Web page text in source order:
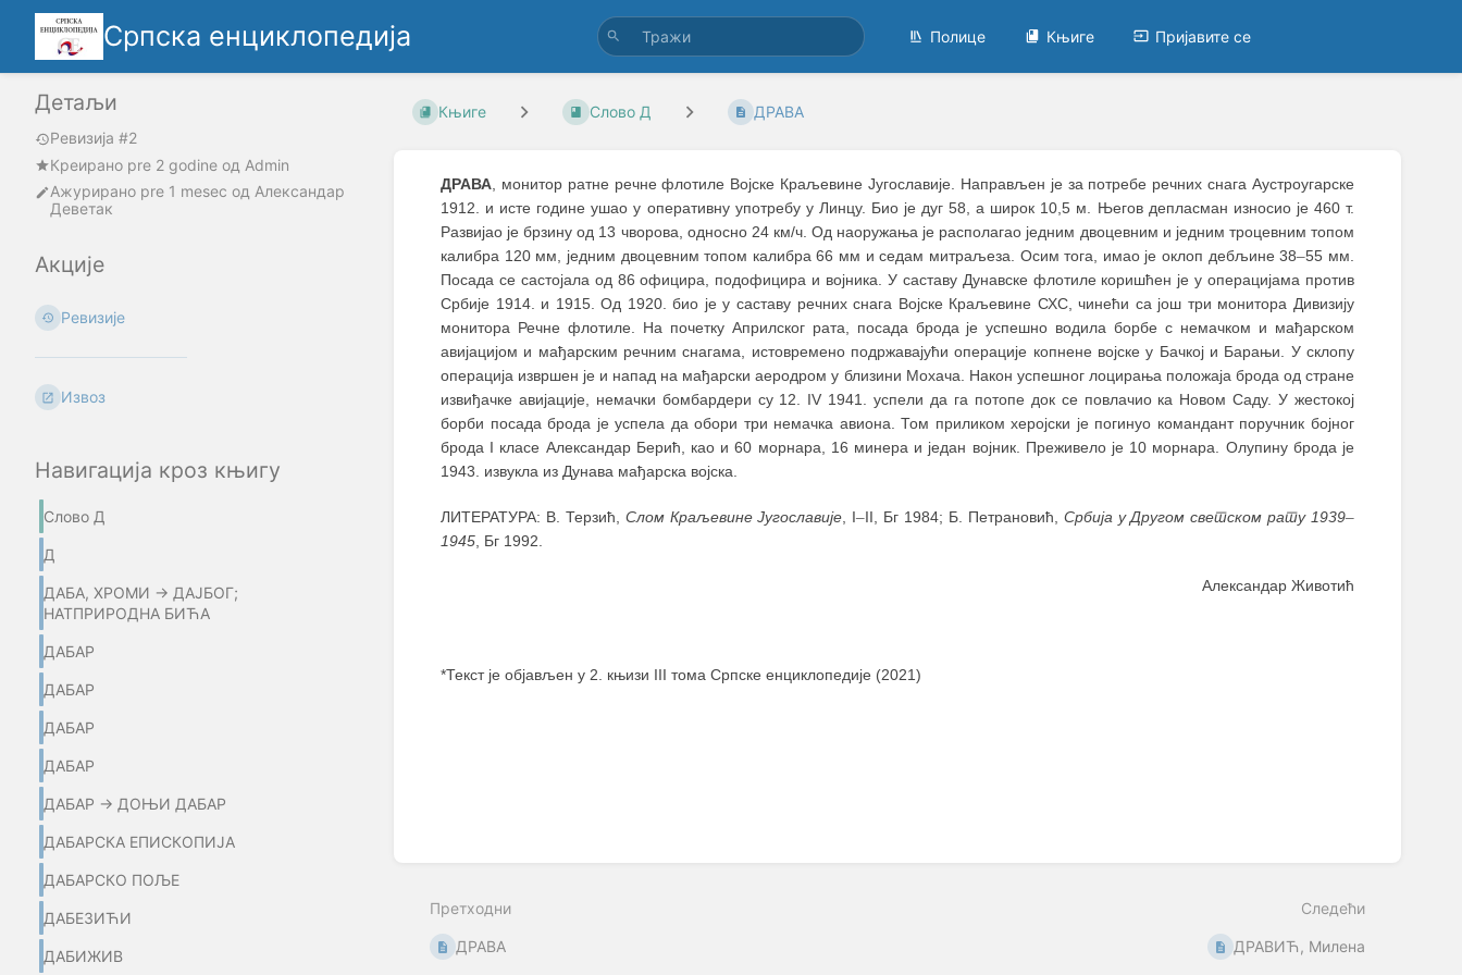
Српска енциклопедија Полице Књиге Пријавите се
Детаљи
Ревизија #2
Креирано pre 2 godine oд Admin
Ажурирано pre 1 mesec од Александар
Деветак
Акције
Ревизије
Извоз
Навигација кроз књигу
Слово Д
Д
ДАБА, ХРОМИ → ДАЈБОГ;
НАТПРИРОДНА БИЋА
ДАБАР
ДАБАР
ДАБАР
ДАБАР
ДАБАР → ДОЊИ ДАБАР
ДАБАРСКА ЕПИСКОПИЈА
ДАБАРСКО ПОЉЕ
ДАБЕЗИЋИ
ДАБИЖИВ
Књиге Слово Д ДРАВА
ДРАВА, монитор ратне речне флотиле Војске Краљевине Југославије. Направљен је за потребе речних снага Аустроугарске
1912. и исте године ушао у оперативну употребу у Линцу. Био је дуг 58, а широк 10,5 м. Његов депласман износио је 460 т.
Развијао је брзину од 13 чворова, односно 24 км/ч. Од наоружања је располагао једним двоцевним и једним троцевним топом
калибра 120 мм, једним двоцевним топом калибра 66 мм и седам митраљеза. Осим тога, имао је оклоп дебљине 38–55 мм.
Посада се састојала од 86 официра, подофицира и војника. У саставу Дунавске флотиле коришћен је у операцијама против
Србије 1914. и 1915. Од 1920. био је у саставу речних снага Војске Краљевине СХС, чинећи са још три монитора Дивизију
монитора Речне флотиле. На почетку Априлског рата, посада брода је успешно водила борбе с немачком и мађарском
авијацијом и мађарским речним снагама, истовремено подржавајући операције копнене војске у Бачкој и Барањи. У склопу
операција извршен је и напад на мађарски аеродром у близини Мохача. Након успешног лоцирања положаја брода од стране
извиђачке авијације, немачки бомбардери су 12. IV 1941. успели да га потопе док се повлачио ка Новом Саду. У жестокој
борби посада брода је успела да обори три немачка авиона. Том приликом херојски је погинуо командант поручник бојног
брода I класе Александар Берић, као и 60 морнара, 16 минера и један војник. Преживело је 10 морнара. Олупину брода је
1943. извукла из Дунава мађарска војска.
ЛИТЕРАТУРА: В. Терзић, Слом Краљевине Југославије , I–II, Бг 1984; Б. Петрановић, Србија у Другом светском рату 1939–
1945 , Бг 1992.
Александар Животић
*Текст је објављен у 2. књизи III тома Српске енциклопедије (2021)
Претходни
ДРАВА
Следећи
ДРАВИЋ, Милена